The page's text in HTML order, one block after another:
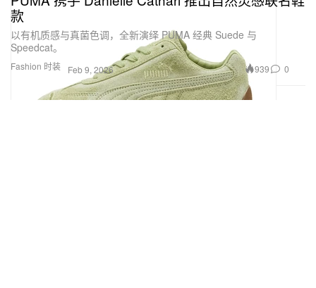
Fashion 时装
款
以有机质感与真菌色调，全新演绎 PUMA 经典 Suede 与
Speedcat。
Feb 9, 2026 939 0